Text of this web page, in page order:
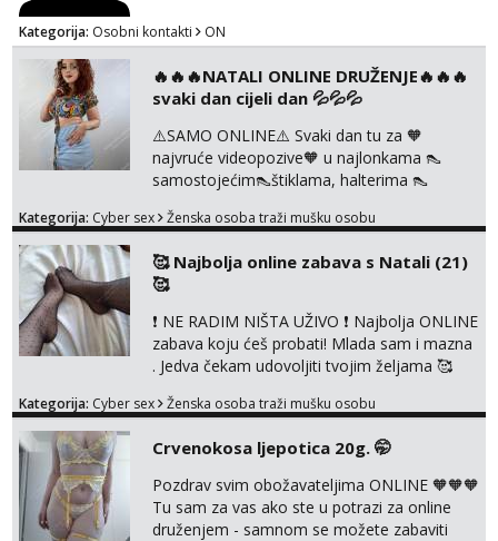
Kategorija: Osobni kontakti ON
🔥🔥🔥NATALI ONLINE DRUŽENJE🔥🔥🔥
svaki dan cijeli dan 💦💦💦
⚠️SAMO ONLINE⚠️ Svaki dan tu za 🧡
najvruće videopozive🧡 u najlonkama 👠
samostojećim👠štiklama, halterima 👠
dogovoru 🧡 Dopisivanja hot chat🧡 o
🧡 Videa🧡 solo squirt, razne anal igračke,
vibratori, s PARTNEROM, S KOLEGICAMA
lizanje, striptiz, footfetiši itd 🔞 ❣️Radim već
jako dugo, imam iskustva i više načina pla...
Kategorija: Cyber sex Ženska osoba traži mušku osobu
🥰 Najbolja online zabava s Natali (21)
🥰
❗ NE RADIM NIŠTA UŽIVO ❗ Najbolja ONLINE
zabava koju ćeš probati! Mlada sam i mazna
. Jedva čekam udovoljiti tvojim željama 🥰
se dogovorimo kako ćemo se zabaviti.
foto i video materijal u kojem se sama
diram, s kolegicama, s dečkom, igračkama
itd. Radim dopisivanje o seksi temama koje
nas uzbuđuju 🤭 Čekam...
Kategorija: Cyber sex Ženska osoba traži mušku osobu
Crvenokosa ljepotica 20g. 🤭
Pozdrav svim obožavateljima ONLINE 🧡🧡🧡
Tu sam za vas ako ste u potrazi za online
druženjem - samnom se možete zabaviti